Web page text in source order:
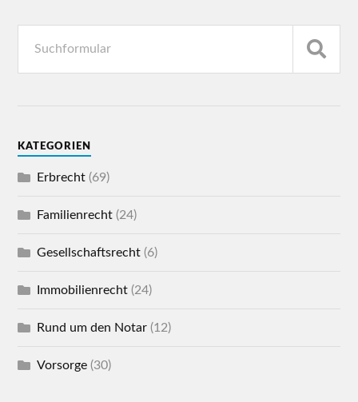
KATEGORIEN
Erbrecht (69)
Familienrecht (24)
Gesellschaftsrecht (6)
Immobilienrecht (24)
Rund um den Notar (12)
Vorsorge (30)